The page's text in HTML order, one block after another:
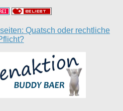
Quatsch oder rechtliche